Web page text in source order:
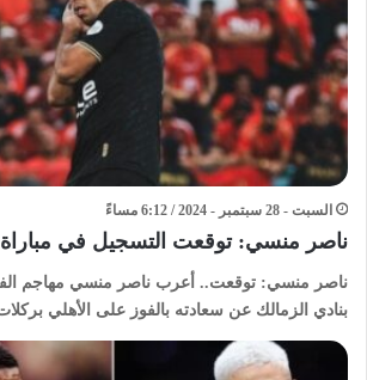
السبت - 28 سبتمبر - 2024 / 6:12 مساءً
ناصر منسي: توقعت التسجيل في مباراة
ناصر منسي: توقعت.. أعرب ناصر منسي مهاجم
بنادي الزمالك عن سعادته بالفوز على الأهلي